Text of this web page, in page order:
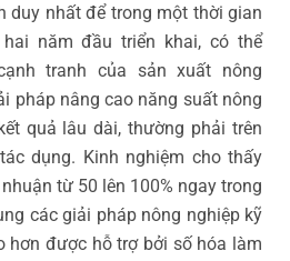
duy nhất để trong một thời gian
năm đầu triển khai, có thể
tranh của sản xuất nông
pháp nâng cao năng suất nông
quả lâu dài, thường phải trên
dụng. Kinh nghiệm cho thấy
từ 50 lên 100% ngay trong
các giải pháp nông nghiệp kỹ
hơn được hỗ trợ bởi số hóa làm